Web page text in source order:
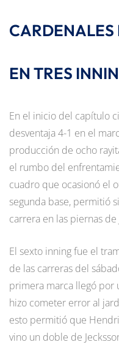
EN TRES
En el inicio del capítulo
desventaja 4-1 en el
producción de ocho
el rumbo del
cuadro que ocasionó el
segunda base, permitió
carrera en las piernas
El sexto inning fue el
de las carreras del
primera marca llegó por
hizo cometer error al
esto permitió que
vino un doble de